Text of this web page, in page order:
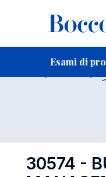
Esami di
Esame
30574 -